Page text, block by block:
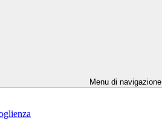
Menu di navigazione